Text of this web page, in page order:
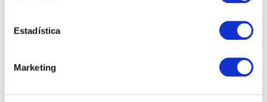
Estadística
Marketing